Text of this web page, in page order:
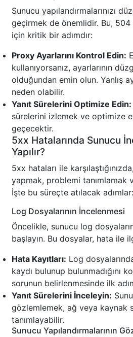
Sunucu yapılandırmalarınızı
geçirmek de önemlidir. Bu, 504
için kritik bir adımdır:
Proxy Ayarlarını Kontrol Edin:
kullanıyorsanız, ayarlarının
olduğundan emin olun. Yanlış
neden olabilir.
Yanıt Sürelerini Optimize Edin:
sürelerini izlemek ve optimize
geçecektir.
5xx Hatalarında Sunucu
Yapılır?
5xx hataları ile
yapmak, problemi tanımlamak
İşte bu süreçte atılacak adımlar:
Log Dosyalarının İncelenmesi
Öncelikle, sunucu log
başlayın. Bu dosyalar, hata ile
Hata Kayıtları: Log
kaydı bulunup bulunmadığını
sorunun belirlenmesinde ilk
Yanıt Sürelerini İnceleyin:
gözlemlemek, ağ veya kaynak
tanımlayabilir.
Sunucu Yapılandırmalarının